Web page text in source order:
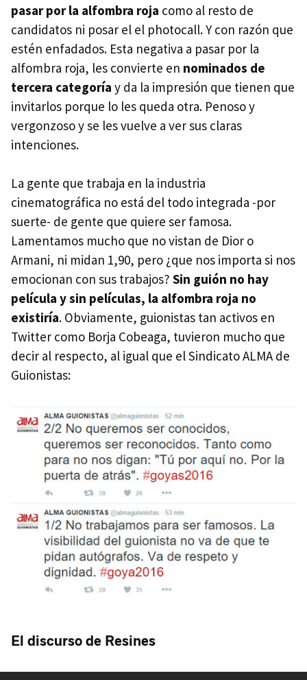
pasar por la alfombra roja como al resto de
candidatos ni posar el el photocall. Y con razón que
estén enfadados. Esta negativa a pasar por la
alfombra roja, les convierte en nominados de
tercera categoría y da la impresión que tienen que
invitarlos porque lo les queda otra. Penoso y
vergonzoso y se les vuelve a ver sus claras
intenciones.
La gente que trabaja en la industria
cinematográfica no está del todo integrada -por
suerte- de gente que quiere ser famosa.
Lamentamos mucho que no vistan de Dior o
Armani, ni midan 1,90, pero ¿que nos importa si nos
emocionan con sus trabajos? Sin guión no hay
película y sin películas, la alfombra roja no
existiría. Obviamente, guionistas tan activos en
Twitter como Borja Cobeaga, tuvieron mucho que
decir al respecto, al igual que el Sindicato ALMA de
Guionistas:
El discurso de Resines